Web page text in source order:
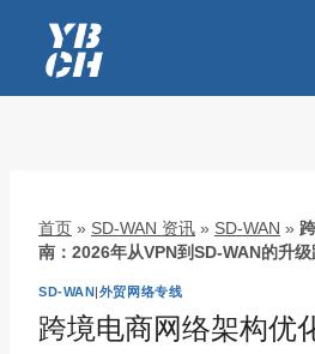
容
首页 » SD-WAN 资讯 » SD-WAN »
南：2026年从VPN到SD-WAN的升级
SD-WAN|外贸网络专线
跨境电商网络架构优